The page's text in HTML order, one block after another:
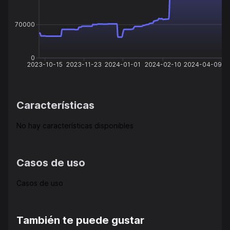
2023-10-15 2023-11-23 2024-01-01 2024-02-10 2024-04-09
0
70000
Características
No hay características disponibles
Casos de uso
Casos de uso
También te puede gustar